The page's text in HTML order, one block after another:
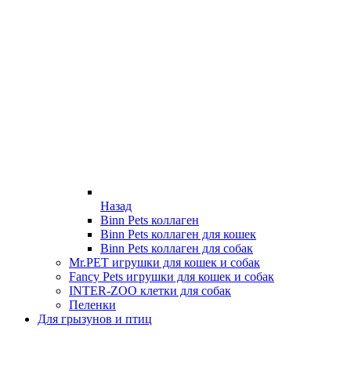
Назад
Binn Pets коллаген
Binn Pets коллаген для кошек
Binn Pets коллаген для собак
Mr.PET игрушки для кошек и собак
Fancy Pets игрушки для кошек и собак
INTER-ZOO клетки для собак
Пеленки
Для грызунов и птиц